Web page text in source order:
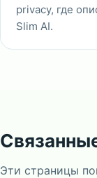
privacy, где
Slim AI.
Эти страницы